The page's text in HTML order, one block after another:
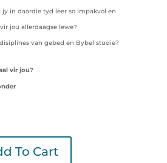
in daardie tyd leer so impakvol en
jou allerdaagse lewe?
van gebed en Bybel studie?
vir jou?
To Cart